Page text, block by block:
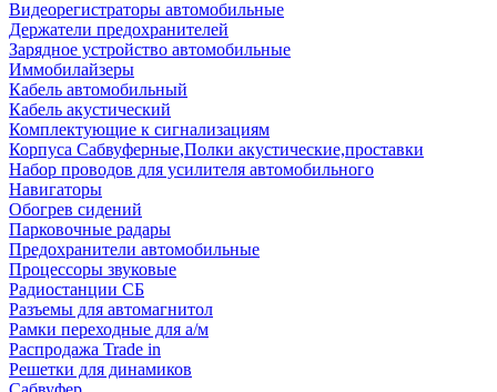
Видеорегистраторы автомобильные
Держатели предохранителей
Зарядное устройство автомобильные
Иммобилайзеры
Кабель автомобильный
Кабель акустический
Комплектующие к сигнализациям
Корпуса Сабвуферные,Полки акустические,проставки
Набор проводов для усилителя автомобильного
Навигаторы
Обогрев сидений
Парковочные радары
Предохранители автомобильные
Процессоры звуковые
Радиостанции СБ
Разъемы для автомагнитол
Рамки переходные для а/м
Распродажа Trade in
Решетки для динамиков